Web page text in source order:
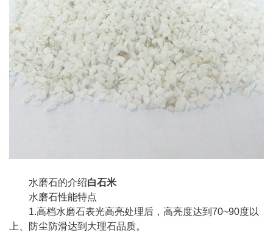
水磨石的介绍白石米
水磨石性能特点
1.高档水磨石表光高亮处理后，高亮度达到70~90度以
上、防尘防滑达到大理石品质。